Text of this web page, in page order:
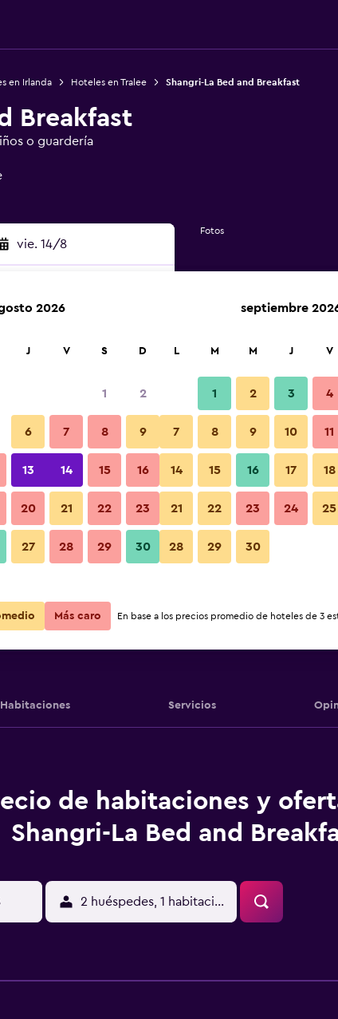
en Irlanda Hoteles en Tralee Shangri-La Bed and Breakfast
Breakfast
o guardería
vie. 14/8
Ver precios
Ver precios
Fotos
Habitaciones Servicios
de habitaciones y
Shangri-La Bed and
2 huéspedes, 1 habitación
2026
J V S D
1 2
6 7 8 9
13 14 15 16
20 21 22 23
27 28 29 30
septiembre
L M M J V
1 2 3 4
7 8 9 10 11
14 15 16 17 18
21 22 23 24 25
28 29 30
Más caro En base a los precios promedio de hoteles de 3